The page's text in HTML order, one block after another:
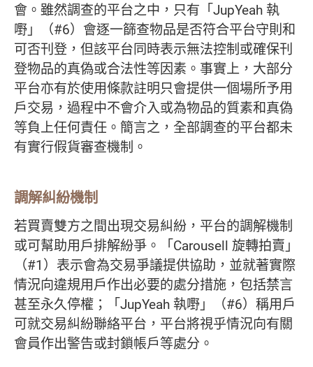
會。雖然調查的平台之中，只有「JupYeah 執
嘢」（#6）會逐一篩查物品是否符合平台守則和
可否刊登，但該平台同時表示無法控制或確保刊
登物品的真偽或合法性等因素。事實上，大部分
平台亦有於使用條款註明只會提供一個場所予用
戶交易，過程中不會介入或為物品的質素和真偽
等負上任何責任。簡言之，全部調查的平台都未
有實行假貨審查機制。
調解糾紛機制
若買賣雙方之間出現交易糾紛，平台的調解機制
或可幫助用戶排解紛爭。「Carousell 旋轉拍賣」
（#1）表示會為交易爭議提供協助，並就著實際
情況向違規用戶作出必要的處分措施，包括禁言
甚至永久停權；「JupYeah 執嘢」（#6）稱用戶
可就交易糾紛聯絡平台，平台將視乎情況向有關
會員作出警告或封鎖帳戶等處分。